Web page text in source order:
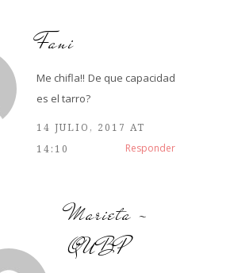
Fani
Me chifla!! De que capacidad
es el tarro?
14 JULIO, 2017 AT
14:10
Responder
Marieta -
QUBP